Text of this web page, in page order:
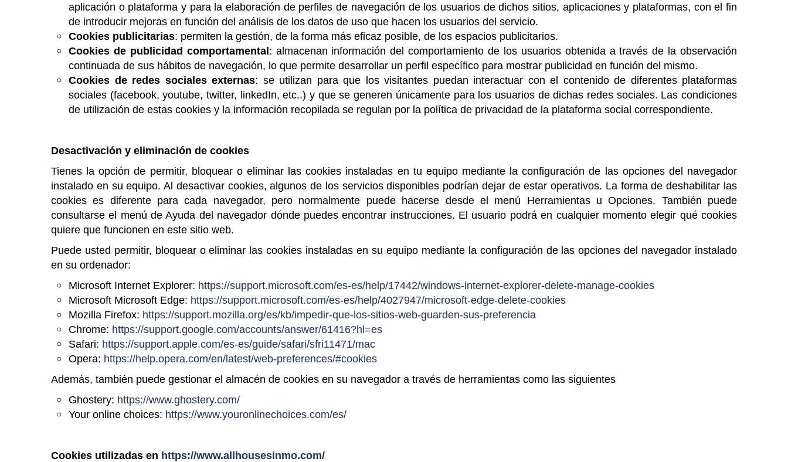
aplicación o plataforma y para la elaboración de perfiles de navegación de los usuarios de dichos sitios, aplicaciones y plataformas, con el fin
de introducir mejoras en función del análisis de los datos de uso que hacen los usuarios del servicio.
Cookies publicitarias: permiten la gestión, de la forma más eficaz posible, de los espacios publicitarios.
Cookies de publicidad comportamental : almacenan información del comportamiento de los usuarios obtenida a través de la observación
continuada de sus hábitos de navegación, lo que permite desarrollar un perfil específico para mostrar publicidad en función del mismo.
Cookies de redes sociales externas: se utilizan para que los visitantes puedan interactuar con el contenido de diferentes plataformas
sociales (facebook, youtube, twitter, linkedIn, etc..) y que se generen únicamente para los usuarios de dichas redes sociales. Las condiciones
de utilización de estas cookies y la información recopilada se regulan por la política de privacidad de la plataforma social correspondiente.
Desactivación y eliminación de cookies
Tienes la opción de permitir, bloquear o eliminar las cookies instaladas en tu equipo mediante la configuración de las opciones del navegador
instalado en su equipo. Al desactivar cookies, algunos de los servicios disponibles podrían dejar de estar operativos. La forma de deshabilitar las
cookies es diferente para cada navegador, pero normalmente puede hacerse desde el menú Herramientas u Opciones. También puede
consultarse el menú de Ayuda del navegador dónde puedes encontrar instrucciones. El usuario podrá en cualquier momento elegir qué cookies
quiere que funcionen en este sitio web.
Puede usted permitir, bloquear o eliminar las cookies instaladas en su equipo mediante la configuración de las opciones del navegador instalado
en su ordenador:
Microsoft Internet Explorer: https://support.microsoft.com/es-es/help/17442/windows-internet-explorer-delete-manage-cookies
Microsoft Microsoft Edge: https://support.microsoft.com/es-es/help/4027947/microsoft-edge-delete-cookies
Mozilla Firefox: https://support.mozilla.org/es/kb/impedir-que-los-sitios-web-guarden-sus-preferencia
Chrome: https://support.google.com/accounts/answer/61416?hl=es
Safari: https://support.apple.com/es-es/guide/safari/sfri11471/mac
Opera: https://help.opera.com/en/latest/web-preferences/#cookies
Además, también puede gestionar el almacén de cookies en su navegador a través de herramientas como las siguientes
Ghostery: https://www.ghostery.com/
Your online choices: https://www.youronlinechoices.com/es/
Cookies utilizadas en https://www.allhousesinmo.com/